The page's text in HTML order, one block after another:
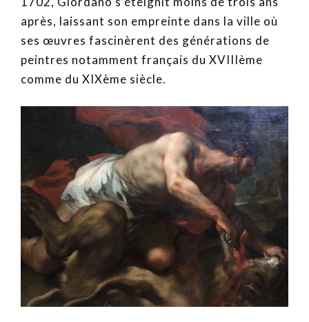
après, laissant son empreinte dans la ville où
ses œuvres fascinèrent des générations de
peintres notamment français du XVIIIème
comme du XIXème siècle.